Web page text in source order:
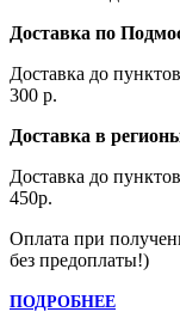
Доставка по
Доставка до
300 р.
Доставка в
Доставка до
450р.
Оплата при
без предоплаты!)
ПОДРОБНЕЕ